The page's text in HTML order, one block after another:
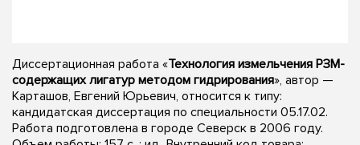
Диссертационная работа «Технология измельчения РЗМ-
содержащих лигатур методом гидрирования», автор —
Карташов, Евгений Юрьевич, относится к типу:
кандидатская диссертация по специальности 05.17.02.
Работа подготовлена в городе Северск в 2006 году.